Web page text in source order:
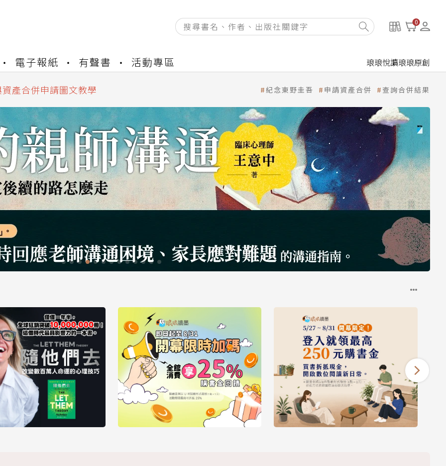
0
電子報紙 有聲書 活動專區 琅琅悅讀琅琅原創
開通申請
產合併申請圖文教學
開通申請
紀念東野圭吾 申請資產合併 查詢合併結果